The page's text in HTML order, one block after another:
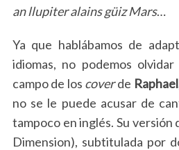
an llupiter alains güiz Mars…
Ya que hablábamos de
idiomas, no podemos
campo de los coverde
no se le puede acusar de
tampoco en inglés. Su versión
Dimension), subtitulada por